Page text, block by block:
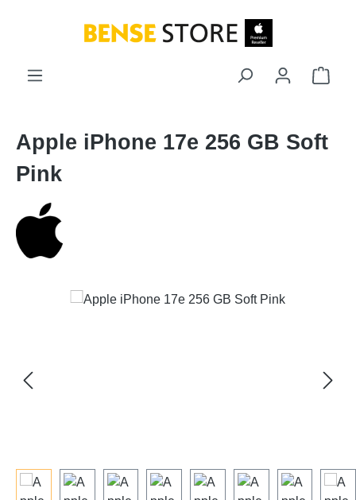
Apple iPhone 17e 256 GB Soft
Pink
Bildergalerie überspringen